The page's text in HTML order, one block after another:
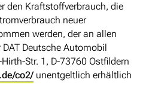
den Kraftstoffverbrauch, die
neuer
werden, der an allen
Deutsche Automobil
Str. 1, D-73760 Ostfildern
co2/unentgeltlich erhältlich